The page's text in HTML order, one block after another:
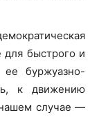
быстрого и
буржуазно-
к движению
случае —